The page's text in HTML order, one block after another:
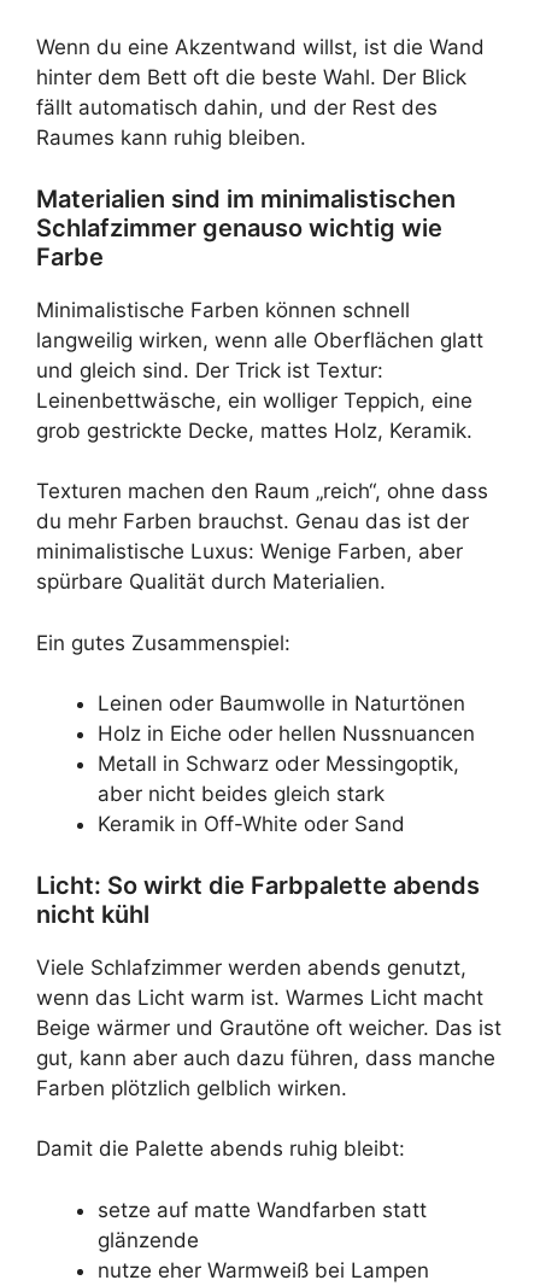
Wenn du eine Akzentwand willst, ist die Wand
hinter dem Bett oft die beste Wahl. Der Blick
fällt automatisch dahin, und der Rest des
Raumes kann ruhig bleiben.
Materialien sind im minimalistischen
Schlafzimmer genauso wichtig wie
Farbe
Minimalistische Farben können schnell
langweilig wirken, wenn alle Oberflächen glatt
und gleich sind. Der Trick ist Textur:
Leinenbettwäsche, ein wolliger Teppich, eine
grob gestrickte Decke, mattes Holz, Keramik.
Texturen machen den Raum „reich“, ohne dass
du mehr Farben brauchst. Genau das ist der
minimalistische Luxus: Wenige Farben, aber
spürbare Qualität durch Materialien.
Ein gutes Zusammenspiel:
Leinen oder Baumwolle in Naturtönen
Holz in Eiche oder hellen Nussnuancen
Metall in Schwarz oder Messingoptik,
aber nicht beides gleich stark
Keramik in Off-White oder Sand
Licht: So wirkt die Farbpalette abends
nicht kühl
Viele Schlafzimmer werden abends genutzt,
wenn das Licht warm ist. Warmes Licht macht
Beige wärmer und Grautöne oft weicher. Das ist
gut, kann aber auch dazu führen, dass manche
Farben plötzlich gelblich wirken.
Damit die Palette abends ruhig bleibt:
setze auf matte Wandfarben statt
glänzende
nutze eher Warmweiß bei Lampen